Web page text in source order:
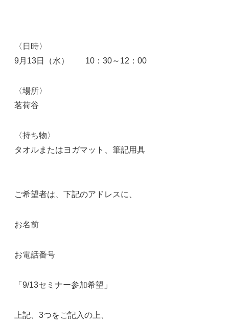
〈日時〉
9月13日（水） 10：30～12：00
〈場所〉
茗荷谷
〈持ち物〉
タオルまたはヨガマット、筆記用具
ご希望者は、下記のアドレスに、
お名前
お電話番号
「9/13セミナー参加希望」
上記、3つをご記入の上、